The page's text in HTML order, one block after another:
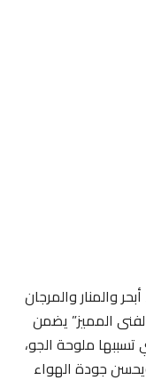
والمرجان
المميز” يضمن
ملوحة الجو،
جودة الهواء